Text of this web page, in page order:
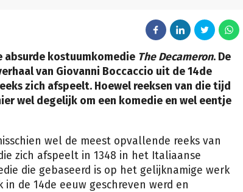
kostuumkomedie The Decameron. De
van Giovanni Boccaccio uit de 14de
zich afspeelt. Hoewel reeksen van die tijd
wel degelijk om een komedie en wel eentje
wel de meest opvallende reeks van
zich afspeelt in 1348 in het Italiaanse
die gebaseerd is op het gelijknamige werk
de 14de eeuw geschreven werd en